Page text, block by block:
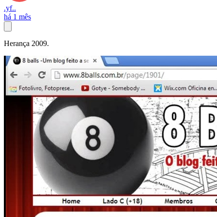
.yf..
há 1 mês
Herança 2009.